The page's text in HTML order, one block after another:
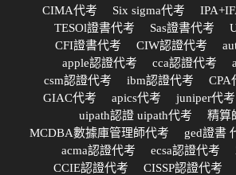
CIMA代考
Six sigma代考
TESOl證書代考
Sas證書代考
CFI證書代考
CIW認證代考
apple認證代考
cca認證代考
csm認證代考
ibm認證代考 CPA
GIAC代考
apics代考 juniper代考
uipath認證 uipath代考
精算
MCDBA數據庫管理師代考
ged證書
acma認證代考
ecsa認證代考
CCIE認證代考
CISSP認證代考